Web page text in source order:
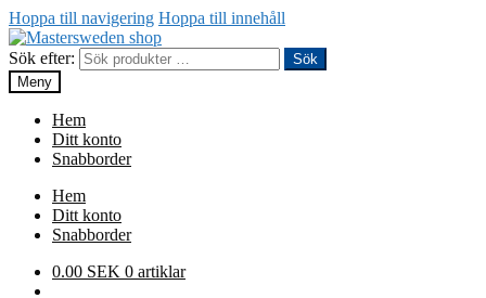
Hoppa till navigering Hoppa till innehåll
Sök efter:
Sök
Meny
Hem
Ditt konto
Snabborder
Hem
Ditt konto
Snabborder
0.00 SEK 0 artiklar